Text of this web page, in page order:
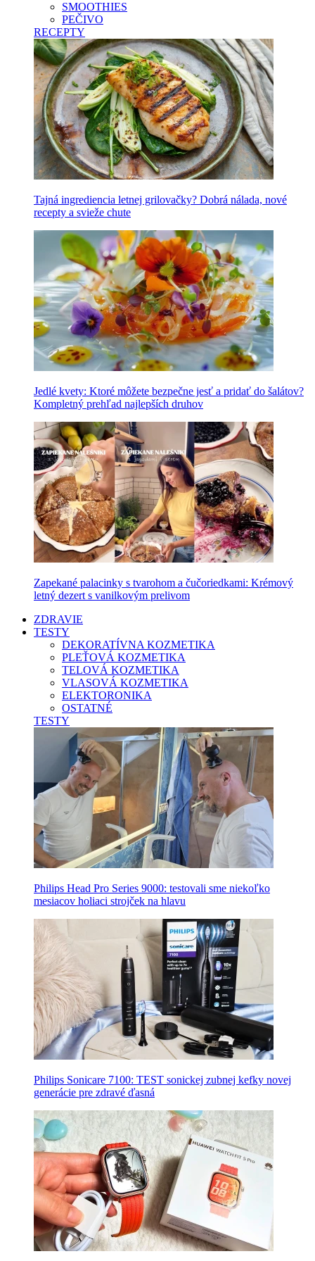
SMOOTHIES
PEČIVO
RECEPTY
Tajná ingrediencia letnej grilovačky? Dobrá nálada, nové
recepty a svieže chute
Jedlé kvety: Ktoré môžete bezpečne jesť a pridať do šalátov?
Kompletný prehľad najlepších druhov
Zapekané palacinky s tvarohom a čučoriedkami: Krémový
letný dezert s vanilkovým prelivom
ZDRAVIE
TESTY
DEKORATÍVNA KOZMETIKA
PLEŤOVÁ KOZMETIKA
TELOVÁ KOZMETIKA
VLASOVÁ KOZMETIKA
ELEKTORONIKA
OSTATNÉ
TESTY
Philips Head Pro Series 9000: testovali sme niekoľko
mesiacov holiaci strojček na hlavu
Philips Sonicare 7100: TEST sonickej zubnej kefky novej
generácie pre zdravé ďasná